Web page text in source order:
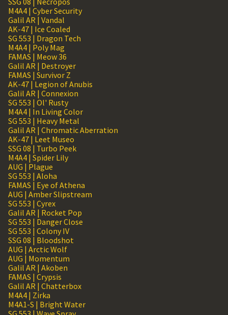
M4A4 | Cyber Security
Galil AR | Vandal
AK-47 | Ice Coaled
SG 553 | Dragon Tech
M4A4 | Poly Mag
FAMAS | Meow 36
Galil AR | Destroyer
FAMAS | Survivor Z
AK-47 | Legion of Anubis
Galil AR | Connexion
SG 553 | Ol' Rusty
M4A4 | In Living Color
SG 553 | Heavy Metal
Galil AR | Chromatic Aberration
AK-47 | Leet Museo
SSG 08 | Turbo Peek
M4A4 | Spider Lily
AUG | Plague
SG 553 | Aloha
FAMAS | Eye of Athena
AUG | Amber Slipstream
SG 553 | Cyrex
Galil AR | Rocket Pop
SG 553 | Danger Close
SG 553 | Colony IV
SSG 08 | Bloodshot
AUG | Arctic Wolf
AUG | Momentum
Galil AR | Akoben
FAMAS | Crypsis
Galil AR | Chatterbox
M4A4 | Zirka
M4A1-S | Bright Water